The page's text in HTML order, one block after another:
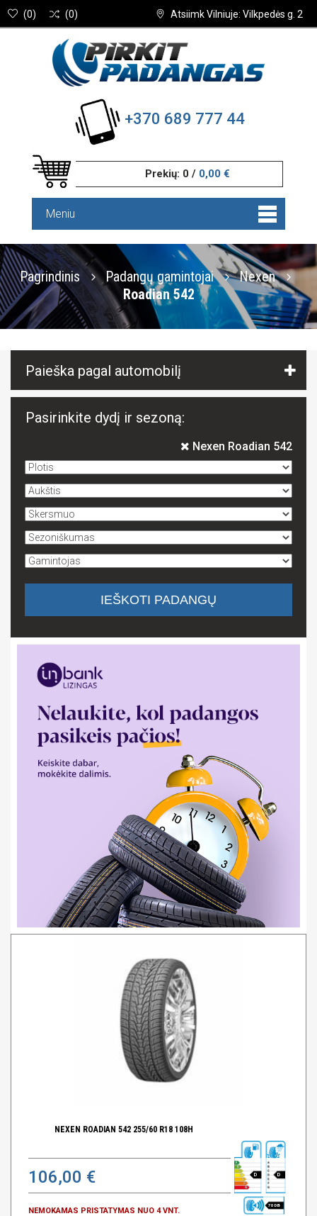
Atsiimk Vilniuje: Vilkpedės g. 2
(0) (0)
+370 689 777 44
Prekių: 0 / 0,00 €
Meniu
Pagrindinis Padangų gamintojai
Nexen
Roadian 542
Paieška pagal automobilį
Pasirinkite dydį ir sezoną:
Nexen Roadian 542
NEXEN ROADIAN 542 255/60 R18 108H
106,00 €
NEMOKAMAS PRISTATYMAS NUO 4 VNT.
D D
70 DB